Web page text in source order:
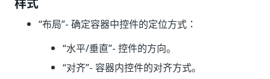
样式
“布局”- 确定容器中控件的定位方式：
“水平/垂直”- 控件的方向。
“对齐”- 容器内控件的对齐方式。